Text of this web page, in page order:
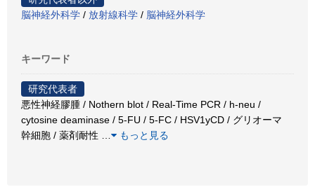
脳神経外科学 / 放射線科学 / 脳神経外科学
キーワード
研究代表者
悪性神経膠腫 / Nothern blot / Real-Time PCR / h-neu /
cytosine deaminase / 5-FU / 5-FC / HSV1yCD / グリオーマ
幹細胞 / 薬剤耐性
もっと見る